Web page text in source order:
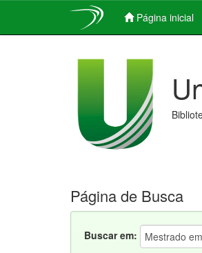
Página inicial
Página de Busca
Buscar em: